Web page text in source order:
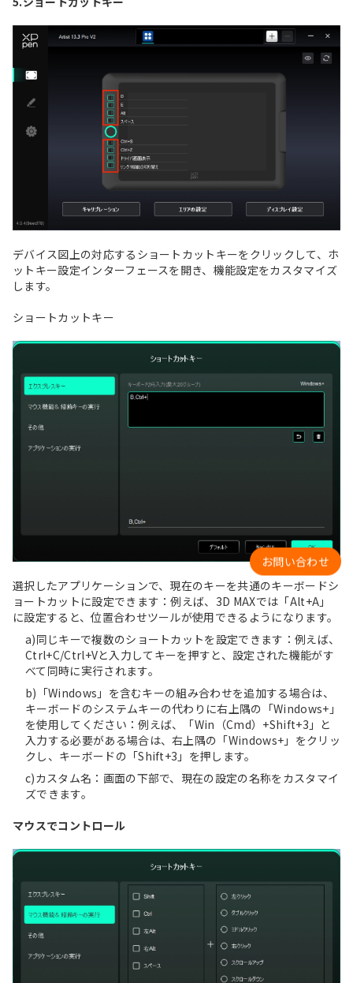
デバイス図上の対応するショートカットキーをクリックして、ホ
ットキー設定インターフェースを開き、機能設定をカスタマイズ
します。
ショートカットキー
選択したアプリケーションで、現在のキーを共通のキーボードシ
ョートカットに設定できます：例えば、3D MAXでは「Alt+A」
に設定すると、位置合わせツールが使用できるようになります。
a)同じキーで複数のショートカットを設定できます：例えば、
Ctrl+C/Ctrl+Vと入力してキーを押すと、設定された機能がす
べて同時に実行されます。
b)「Windows」を含むキーの組み合わせを追加する場合は、
キーボードのシステムキーの代わりに右上隅の「Windows+」
を使用してください：例えば、「Win（Cmd）+Shift+3」と
入力する必要がある場合は、右上隅の「Windows+」をクリッ
クし、キーボードの「Shift+3」を押します。
c)カスタム名：画面の下部で、現在の設定の名称をカスタマイ
ズできます。
マウスでコントロール
お問い合わせ